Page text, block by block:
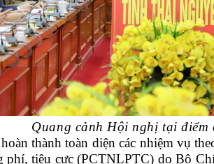
Quang cảnh Hội nghị tại điểm
thành toàn diện các nhiệm vụ
tiêu cực (PCTNLPTC) do Bộ